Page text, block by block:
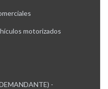
motorizados
-